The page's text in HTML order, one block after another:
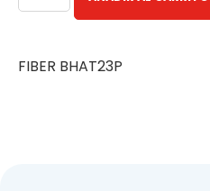
FIBER BHAT23P